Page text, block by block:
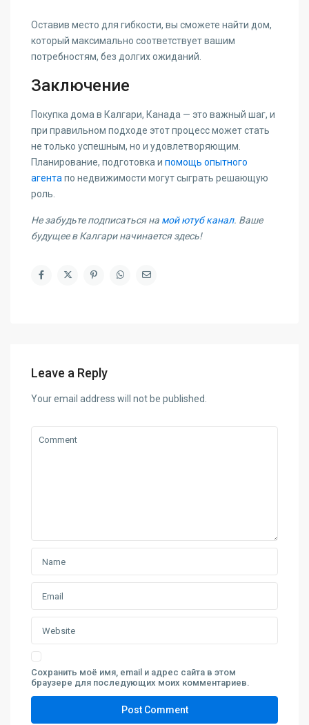
Оставив место для гибкости, вы сможете найти дом,
который максимально соответствует вашим
потребностям, без долгих ожиданий.
Заключение
Покупка дома в Калгари, Канада — это важный шаг, и
при правильном подходе этот процесс может стать
не только успешным, но и удовлетворяющим.
Планирование, подготовка ипомощь опытного
агента по недвижимости могут сыграть решающую
роль.
Не забудьте подписаться на мой ютуб канал. Ваше
будущее в Калгари начинается здесь!
Leave a Reply
Your email address will not be published.
Сохранить моё имя, email и адрес сайта в этом
браузере для последующих моих комментариев.